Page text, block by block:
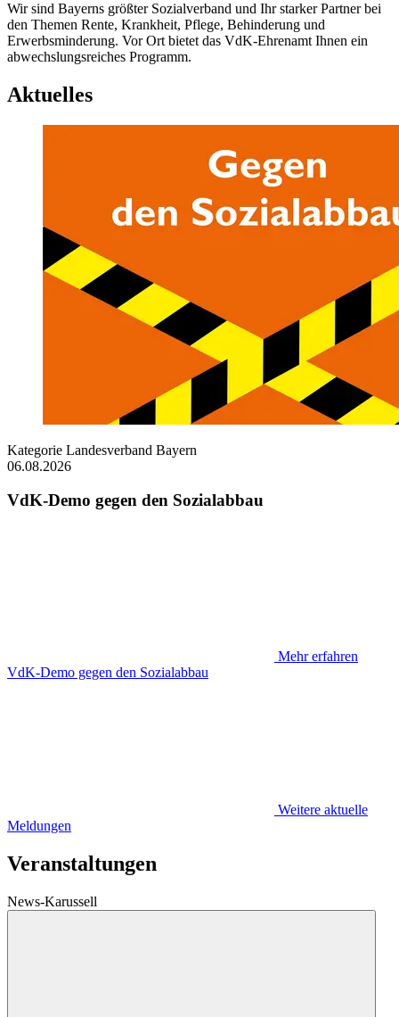
Wir sind Bayerns größter Sozialverband und Ihr starker Partner bei
den Themen Rente, Krankheit, Pflege, Behinderung und
Erwerbsminderung. Vor Ort bietet das VdK-Ehrenamt Ihnen ein
abwechslungsreiches Programm.
Aktuelles
Kategorie Landesverband Bayern
06.08.2026
VdK-Demo gegen den Sozialabbau
Mehr erfahren
VdK-Demo gegen den Sozialabbau
Weitere aktuelle
Meldungen
Veranstaltungen
News-Karussell